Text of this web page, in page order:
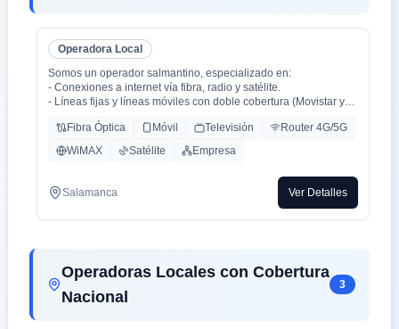
Operadora Local
Somos un operador salmantino, especializado en:
- Conexiones a internet vía fibra, radio y satélite.
- Líneas fijas y líneas móviles con doble cobertura (Movistar y
- Centralitas físicas y virtuales.
- Ciberseguridad.
- Inteligencia Artificial aplicada (en proceso).
Fibra Óptica Móvil Televisión
Router 4G/5G
WiMAX
Satélite Empresa
Salamanca Ver Detalles
Operadoras Locales con Cobertura
Nacional
3